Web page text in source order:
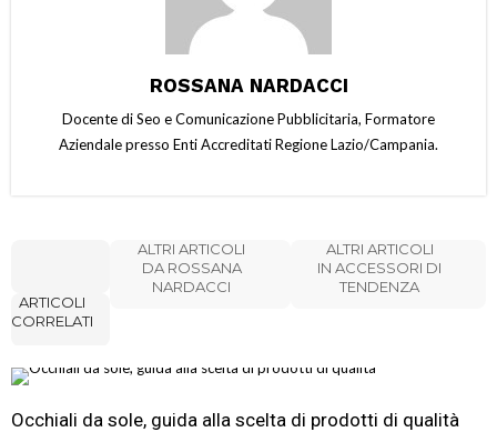
ROSSANA NARDACCI
Docente di Seo e Comunicazione Pubblicitaria, Formatore
Aziendale presso Enti Accreditati Regione Lazio/Campania.
ARTICOLI
CORRELATI
ALTRI ARTICOLI
DA ROSSANA
NARDACCI
ALTRI ARTICOLI
IN ACCESSORI DI
TENDENZA
Occhiali da sole, guida alla scelta di prodotti di qualità